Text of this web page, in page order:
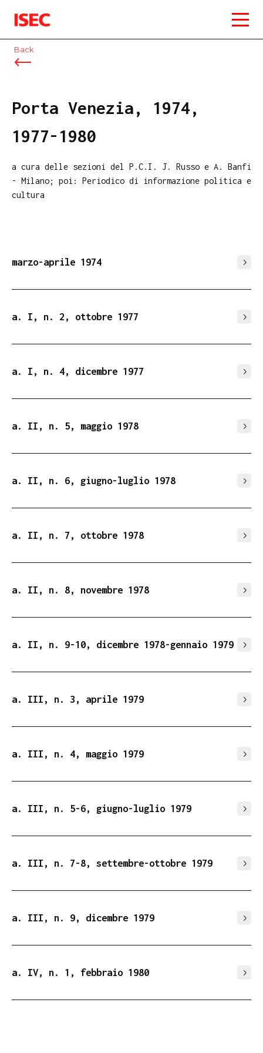
ISEC
Back
Porta Venezia, 1974,
1977-1980
a cura delle sezioni del P.C.I. J. Russo e A. Banfi
- Milano; poi: Periodico di informazione politica e
cultura
marzo-aprile 1974
a. I, n. 2, ottobre 1977
a. I, n. 4, dicembre 1977
a. II, n. 5, maggio 1978
a. II, n. 6, giugno-luglio 1978
a. II, n. 7, ottobre 1978
a. II, n. 8, novembre 1978
a. II, n. 9-10, dicembre 1978-gennaio 1979
a. III, n. 3, aprile 1979
a. III, n. 4, maggio 1979
a. III, n. 5-6, giugno-luglio 1979
a. III, n. 7-8, settembre-ottobre 1979
a. III, n. 9, dicembre 1979
a. IV, n. 1, febbraio 1980